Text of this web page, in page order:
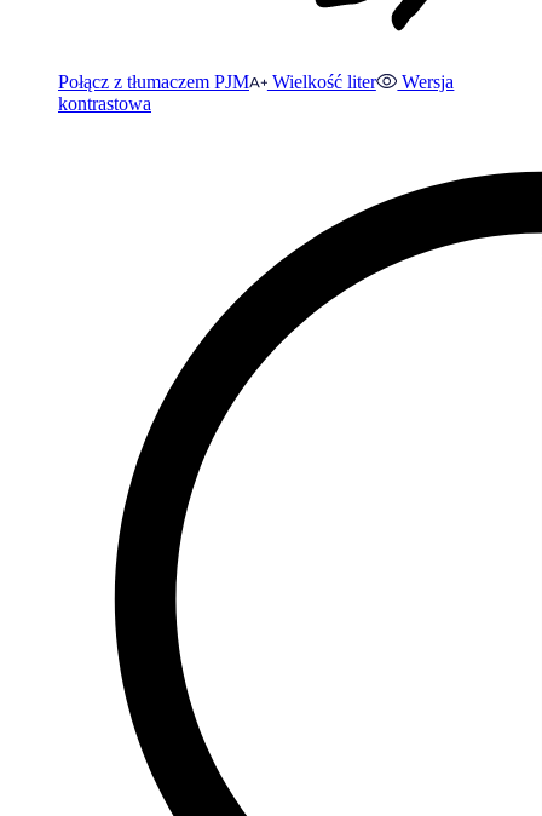
Połącz z tłumaczem PJM Wielkość liter
Wersja
kontrastowa